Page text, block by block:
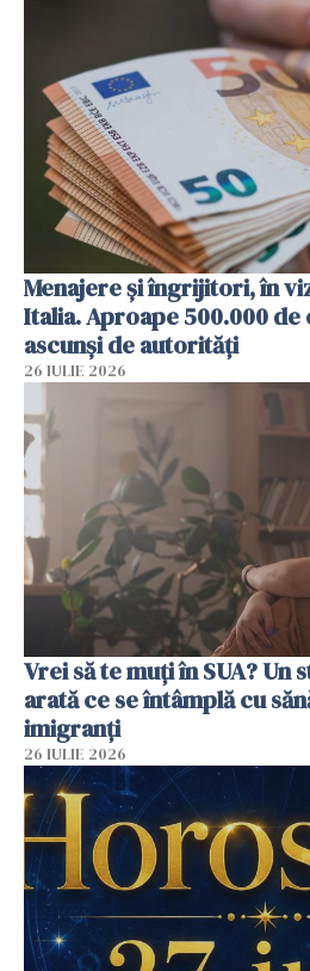
Menajere și îngrijitori, în
Italia. Aproape 500.000
ascunși de autorități
26 IULIE 2026
Vrei să te muți în SUA? Un
arată ce se întâmplă cu
imigranți
26 IULIE 2026